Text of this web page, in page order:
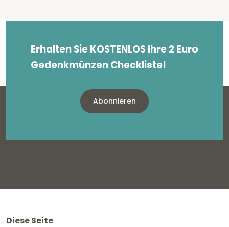
Erhalten Sie KOSTENLOS Ihre 2 Euro
Gedenkmünzen Checkliste!
Abonnieren
Diese Seite